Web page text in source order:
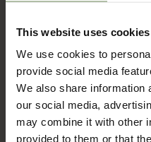
This website uses cookies
We use cookies to
provide social media
We also share information
our social media,
may combine it with other
provided to them or that
Met welke bezorgdienst
Hoe zit het met